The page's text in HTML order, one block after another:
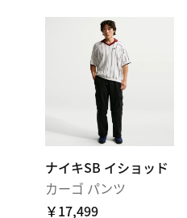
ナイキSB イショッド
カーゴ パンツ
￥17,499